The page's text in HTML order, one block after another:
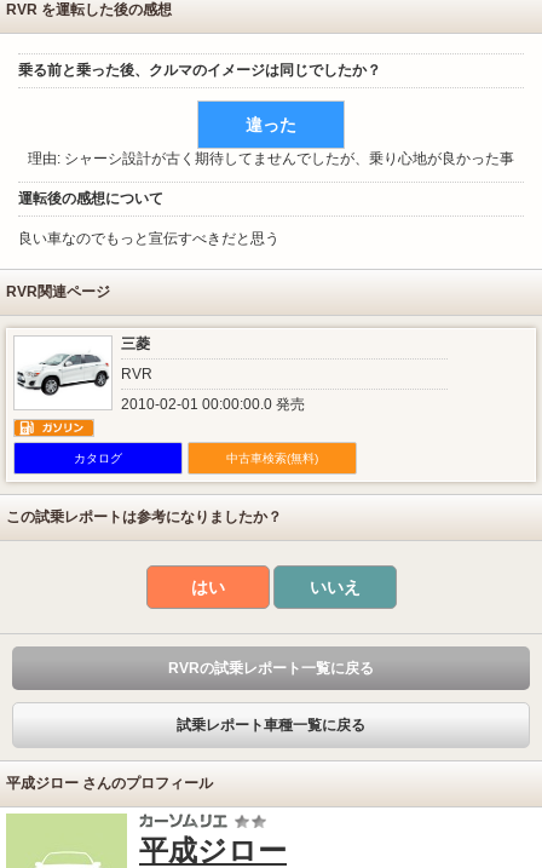
RVR を運転した後の感想
乗る前と乗った後、クルマのイメージは同じでしたか？
違った
理由: シャーシ設計が古く期待してませんでしたが、乗り心地が良かった事
運転後の感想について
良い車なのでもっと宣伝すべきだと思う
RVR関連ページ
三菱
RVR
2010-02-01 00:00:00.0 発売
カタログ 中古車検索(無料)
この試乗レポートは参考になりましたか？
はい いいえ
RVRの試乗レポート一覧に戻る
試乗レポート車種一覧に戻る
平成ジロー さんのプロフィール
平成ジロー